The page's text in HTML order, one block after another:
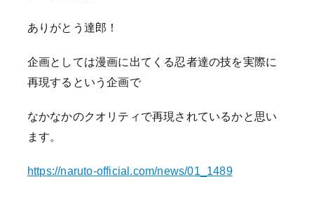
ありがとう達郎！
企画としては漫画に出てくる忍者達の技を実際に
再現するという企画で
なかなかのクオリティで再現されているかと思い
ます。
https://naruto-official.com/news/01_1489